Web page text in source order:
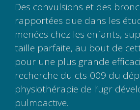
Des convulsions et des
rapportées que dans les
menées chez les enfants,
taille parfaite, au bout de
pour une plus grande
recherche du cts-009 du
physiothérapie de l’ugr
pulmoactive.